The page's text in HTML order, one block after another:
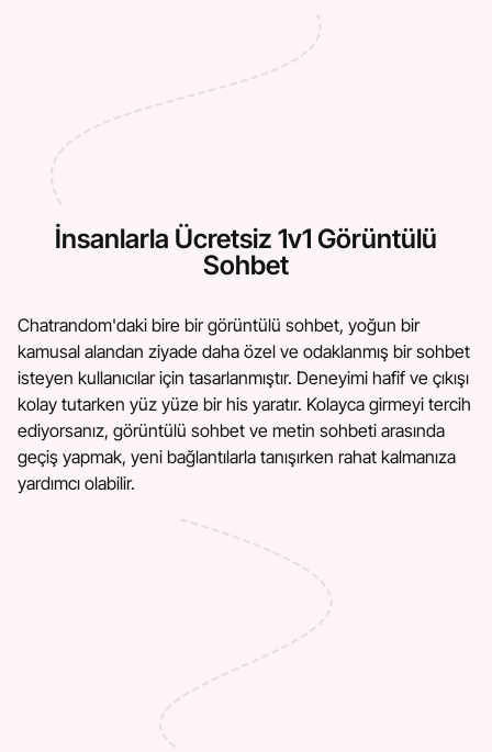
İnsanlarla Ücretsiz 1v1 Görüntülü
Sohbet
Chatrandom'daki bire bir görüntülü sohbet, yoğun bir
kamusal alandan ziyade daha özel ve odaklanmış bir sohbet
isteyen kullanıcılar için tasarlanmıştır. Deneyimi hafif ve çıkışı
kolay tutarken yüz yüze bir his yaratır. Kolayca girmeyi tercih
ediyorsanız, görüntülü sohbet ve metin sohbeti arasında
geçiş yapmak, yeni bağlantılarla tanışırken rahat kalmanıza
yardımcı olabilir.